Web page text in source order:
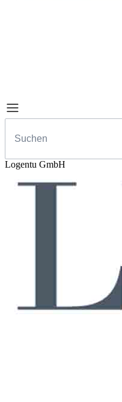
Logentu GmbH